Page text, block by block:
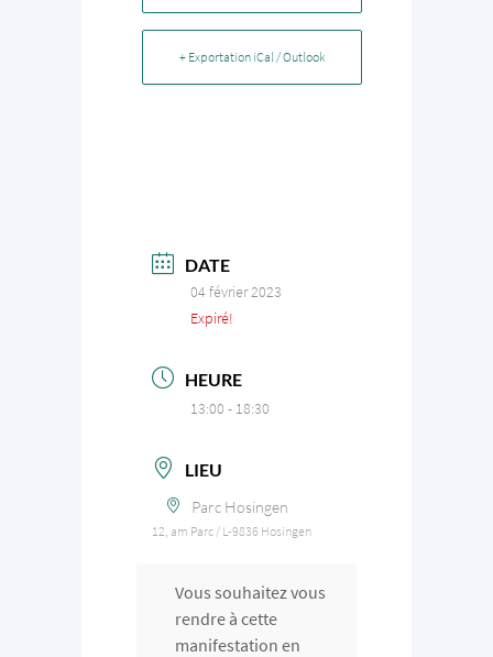
+ Exportation iCal / Outlook
DATE
04 février 2023
Expiré!
HEURE
13:00 - 18:30
LIEU
Parc Hosingen
12, am Parc / L-9836 Hosingen
Vous souhaitez vous
rendre à cette
manifestation en